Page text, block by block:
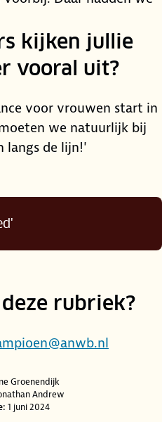
kijken jullie
vooral uit?
voor vrouwen start in
we natuurlijk bij
langs de lijn!'
rubriek?
Groenendijk
Andrew
1 juni 2024